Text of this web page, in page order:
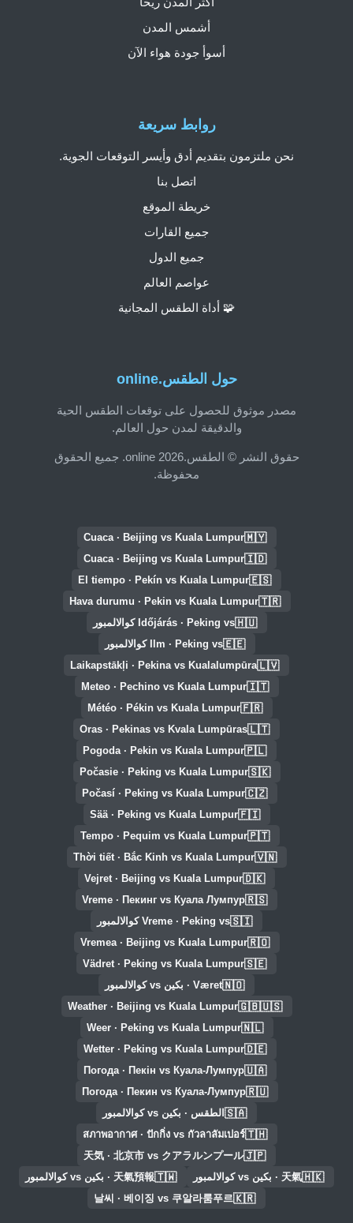
حول الطقس.online
مصدر موثوق للحصول على توقعات الطقس الحية
والدقيقة لمدن حول العالم.
حقوق النشر © الطقس.online 2026. جميع الحقوق
محفوظة.
روابط سريعة
نحن ملتزمون بتقديم أدق وأيسر التوقعات الجوية.
اتصل بنا
خريطة الموقع
جميع القارات
جميع الدول
عواصم العالم
🧩 أداة الطقس المجانية
أشمس المدن
أسوأ جودة هواء الآن
🇲🇾
Cuaca · Beijing vs Kuala Lumpur
🇮🇩
Cuaca · Beijing vs Kuala Lumpur
🇪🇸
El tiempo · Pekín vs Kuala Lumpur
🇹🇷
Hava durumu · Pekin vs Kuala Lumpur
🇭🇺Időjárás · Peking vs كوالالمبور
🇪🇪Ilm · Peking vs كوالالمبور
🇱🇻
Laikapstākļi · Pekina vs Kualalumpūra
🇮🇹
Meteo · Pechino vs Kuala Lumpur
🇫🇷
Météo · Pékin vs Kuala Lumpur
🇱🇹
Oras · Pekinas vs Kvala Lumpūras
🇵🇱
Pogoda · Pekin vs Kuala Lumpur
🇸🇰
Počasie · Peking vs Kuala Lumpur
🇨🇿
Počasí · Peking vs Kuala Lumpur
🇫🇮
Sää · Peking vs Kuala Lumpur
🇵🇹
Tempo · Pequim vs Kuala Lumpur
🇻🇳
Thời tiết · Bắc Kinh vs Kuala Lumpur
🇩🇰
Vejret · Beijing vs Kuala Lumpur
🇷🇸
Vreme · Пекинг vs Куала Лумпур
🇸🇮Vreme · Peking vs كوالالمبور
🇷🇴
Vremea · Beijing vs Kuala Lumpur
🇸🇪
Vädret · Peking vs Kuala Lumpur
🇳🇴Været · بكين vs كوالالمبور
🇬🇧🇺🇸
Weather · Beijing vs Kuala Lumpur
🇳🇱
Weer · Peking vs Kuala Lumpur
🇩🇪
Wetter · Peking vs Kuala Lumpur
🇺🇦
Погода · Пекін vs Куала-Лумпур
🇷🇺
Погода · Пекин vs Куала-Лумпур
🇸🇦 الطقس · بكين vs كوالالمبور
🇹🇭
สภาพอากาศ · ปักกิ่ง vs กัวลาลัมเปอร์
🇯🇵
天気 · 北京市 vs クアラルンプール
🇭🇰天氣 · بكين vs كوالالمبور 🇹🇼天氣預報 · بكين vs كوالالمبور
🇰🇷
날씨 · 베이징 vs 쿠알라룸푸르